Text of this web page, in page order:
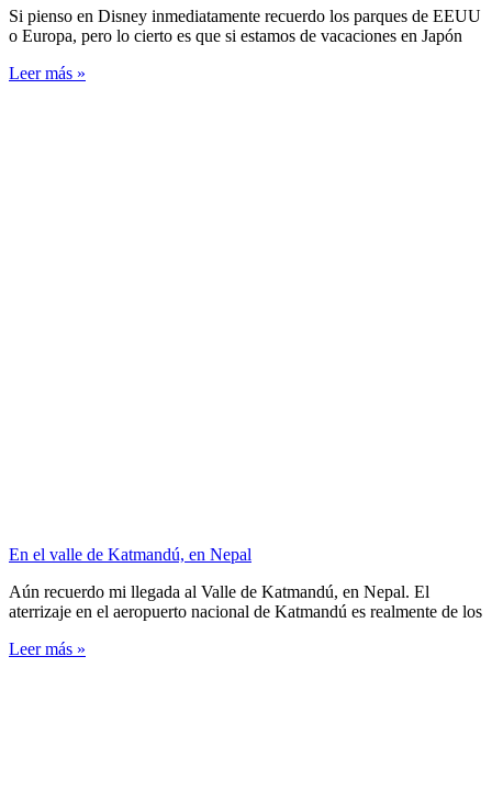
Si pienso en Disney inmediatamente recuerdo los parques de EEUU
o Europa, pero lo cierto es que si estamos de vacaciones en Japón
Leer más »
En el valle de Katmandú, en Nepal
Aún recuerdo mi llegada al Valle de Katmandú, en Nepal. El
aterrizaje en el aeropuerto nacional de Katmandú es realmente de los
Leer más »